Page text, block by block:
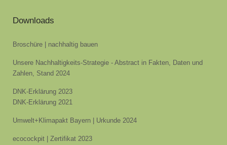
Downloads
Broschüre | nachhaltig bauen
Unsere Nachhaltigkeits-Strategie - Abstract in Fakten, Daten und
Zahlen, Stand 2024
DNK-Erklärung 2023
DNK-Erklärung 2021
Umwelt+Klimapakt Bayern | Urkunde 2024
ecocockpit | Zertifikat 2023